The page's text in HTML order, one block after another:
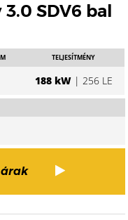
SDV6 bal
TELJESÍTMÉNY
188 kW| 256 LE